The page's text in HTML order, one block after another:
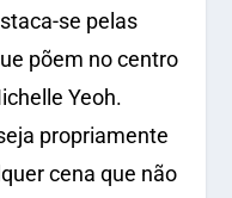
se pelas
põem no centro
Yeoh.
propriamente
cena que não